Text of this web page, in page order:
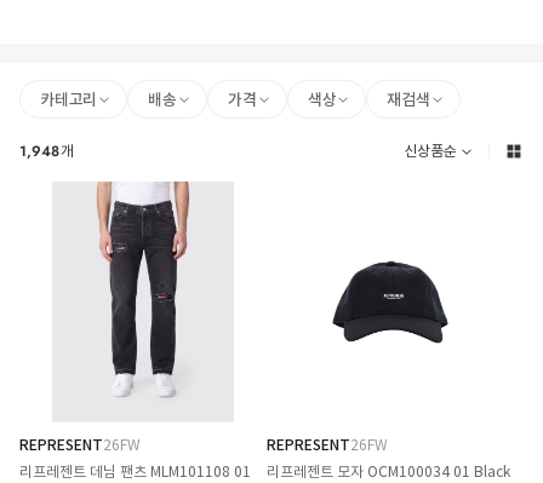
카테고리 배송 가격 색상 재검색
1,948개 신상품순
REPRESENT26FW
리프레젠트 데님 팬츠 MLM101108 01
REPRESENT26FW
리프레젠트 모자 OCM100034 01 Black